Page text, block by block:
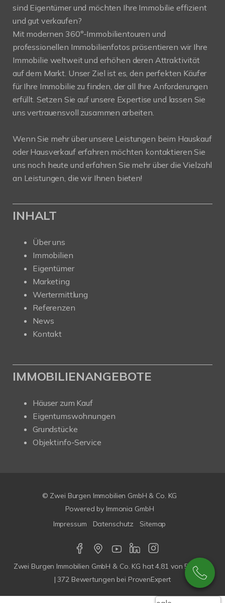
sind Eigentümer und möchten Ihre Immobilie effizient
und gut verkaufen?
Mit modernen 360°-Immobilientouren und
professionellen Immobilienfotos präsentieren wir Ihre
Immobilie weltweit und erhöhen deren Attraktivität
auf dem Markt. Unser Ziel ist es, den perfekten Käufer
für Ihre Immobilie zu finden, der all Ihre Anforderungen
erfüllt. Setzen Sie auf unsere Expertise und lassen Sie
uns vertrauensvoll zusammen arbeiten.
Wenn Sie mehr über unsere Leistungen beim Hauskauf
oder Hausverkauf erfahren möchten kontaktieren Sie
uns noch heute und erfahren Sie mehr über die Vielzahl
an Leistungen, die wir Ihnen bieten!
INHALT
Über uns
Immobilien
Eigentümer
Marketing
Wertermittlung
Referenzen
News
Kontakt
IMMOBILIENANGEBOTE
Häuser zum Kauf
Eigentumswohnungen
Grundstücke
Objektinfo-Service
© Zwei Burgen Immobilien GmbH & Co. KG
Powered by Immonia GmbH
Impressum
Datenschutz Sitemap
Zwei Burgen Immobilien GmbH & Co. KG hat4,81 von5Sterne
|372 Bewertungen bei ProvenExpert